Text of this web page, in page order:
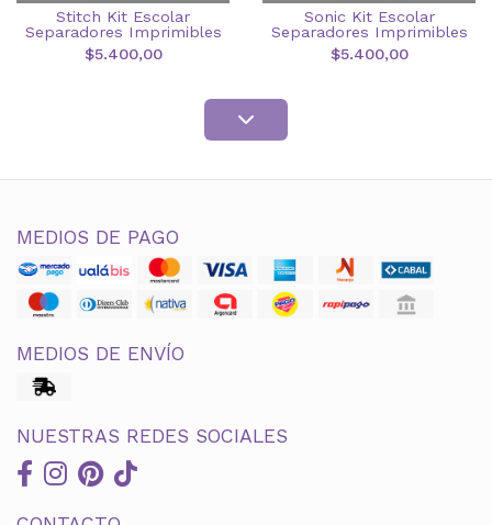
Stitch Kit Escolar
Separadores Imprimibles
$5.400,00
Sonic Kit Escolar
Separadores Imprimibles
$5.400,00
MEDIOS DE PAGO
MEDIOS DE ENVÍO
NUESTRAS REDES SOCIALES